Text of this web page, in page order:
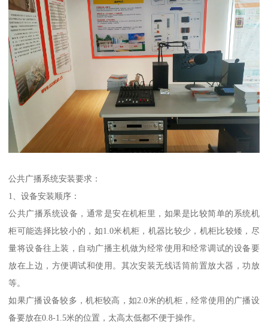
公共广播系统安装要求：
1、设备安装顺序：
公共广播系统设备，通常是安在机柜里，如果是比较简单的系统机
柜可能选择比较小的，如1.0米机柜，机器比较少，机柜比较矮，尽
量将设备往上装，自动广播主机做为经常使用和经常调试的设备要
放在上边，方便调试和使用。其次安装无线话筒前置放大器，功放
等。
如果广播设备较多，机柜较高，如2.0米的机柜，经常使用的广播设
备要放在0.8-1.5米的位置，太高太低都不便于操作。